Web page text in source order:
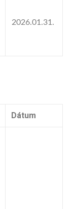
2026.01.31.
Dátum